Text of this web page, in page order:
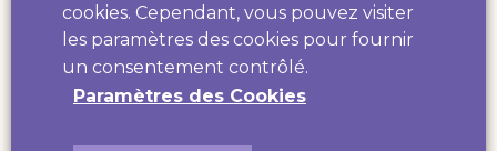
ET AUSSI...
d'autres actu
cookies. Cependant, vous pouvez visiter
les paramètres des cookies pour fournir
un consentement contrôlé.
Paramètres des Cookies